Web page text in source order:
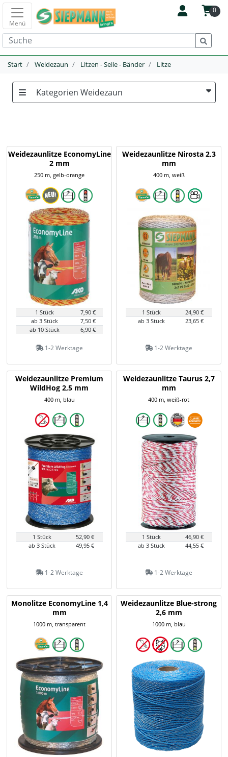
0
Menü
Start Weidezaun Litzen - Seile - Bänder Litze
Kategorien Weidezaun
Weidezaunlitze EconomyLine
2 mm
250 m, gelb-orange
1 Stück
7,90 €
ab 3 Stück
7,50 €
ab 10 Stück
6,90 €
1-2 Werktage
Weidezaunlitze Nirosta 2,3
mm
400 m, weiß
1 Stück
24,90 €
ab 3 Stück
23,65 €
1-2 Werktage
Weidezaunlitze Premium
WildHog 2,5 mm
400 m, blau
1 Stück
52,90 €
ab 3 Stück
49,95 €
1-2 Werktage
Weidezaunlitze Taurus 2,7
mm
400 m, weiß-rot
1 Stück
46,90 €
ab 3 Stück
44,55 €
1-2 Werktage
Monolitze EconomyLine 1,4
mm
1000 m, transparent
Weidezaunlitze Blue-strong
2,6 mm
1000 m, blau